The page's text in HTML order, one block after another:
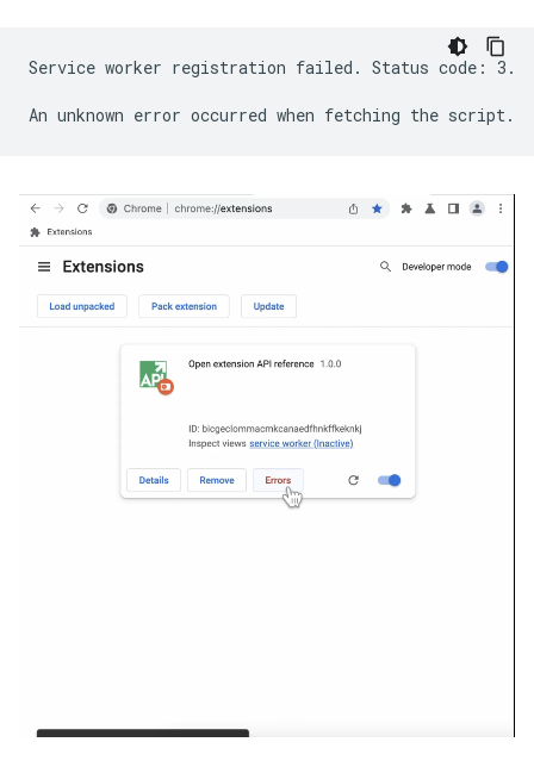
Service worker registration failed. Status code: 3.